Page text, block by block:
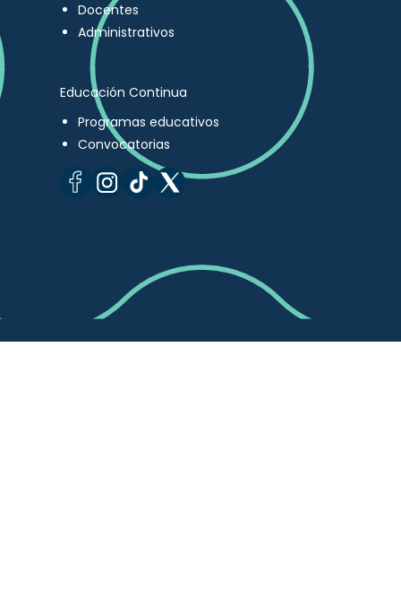
Docentes
Administrativos
Educación Continua
Programas educativos
Convocatorias